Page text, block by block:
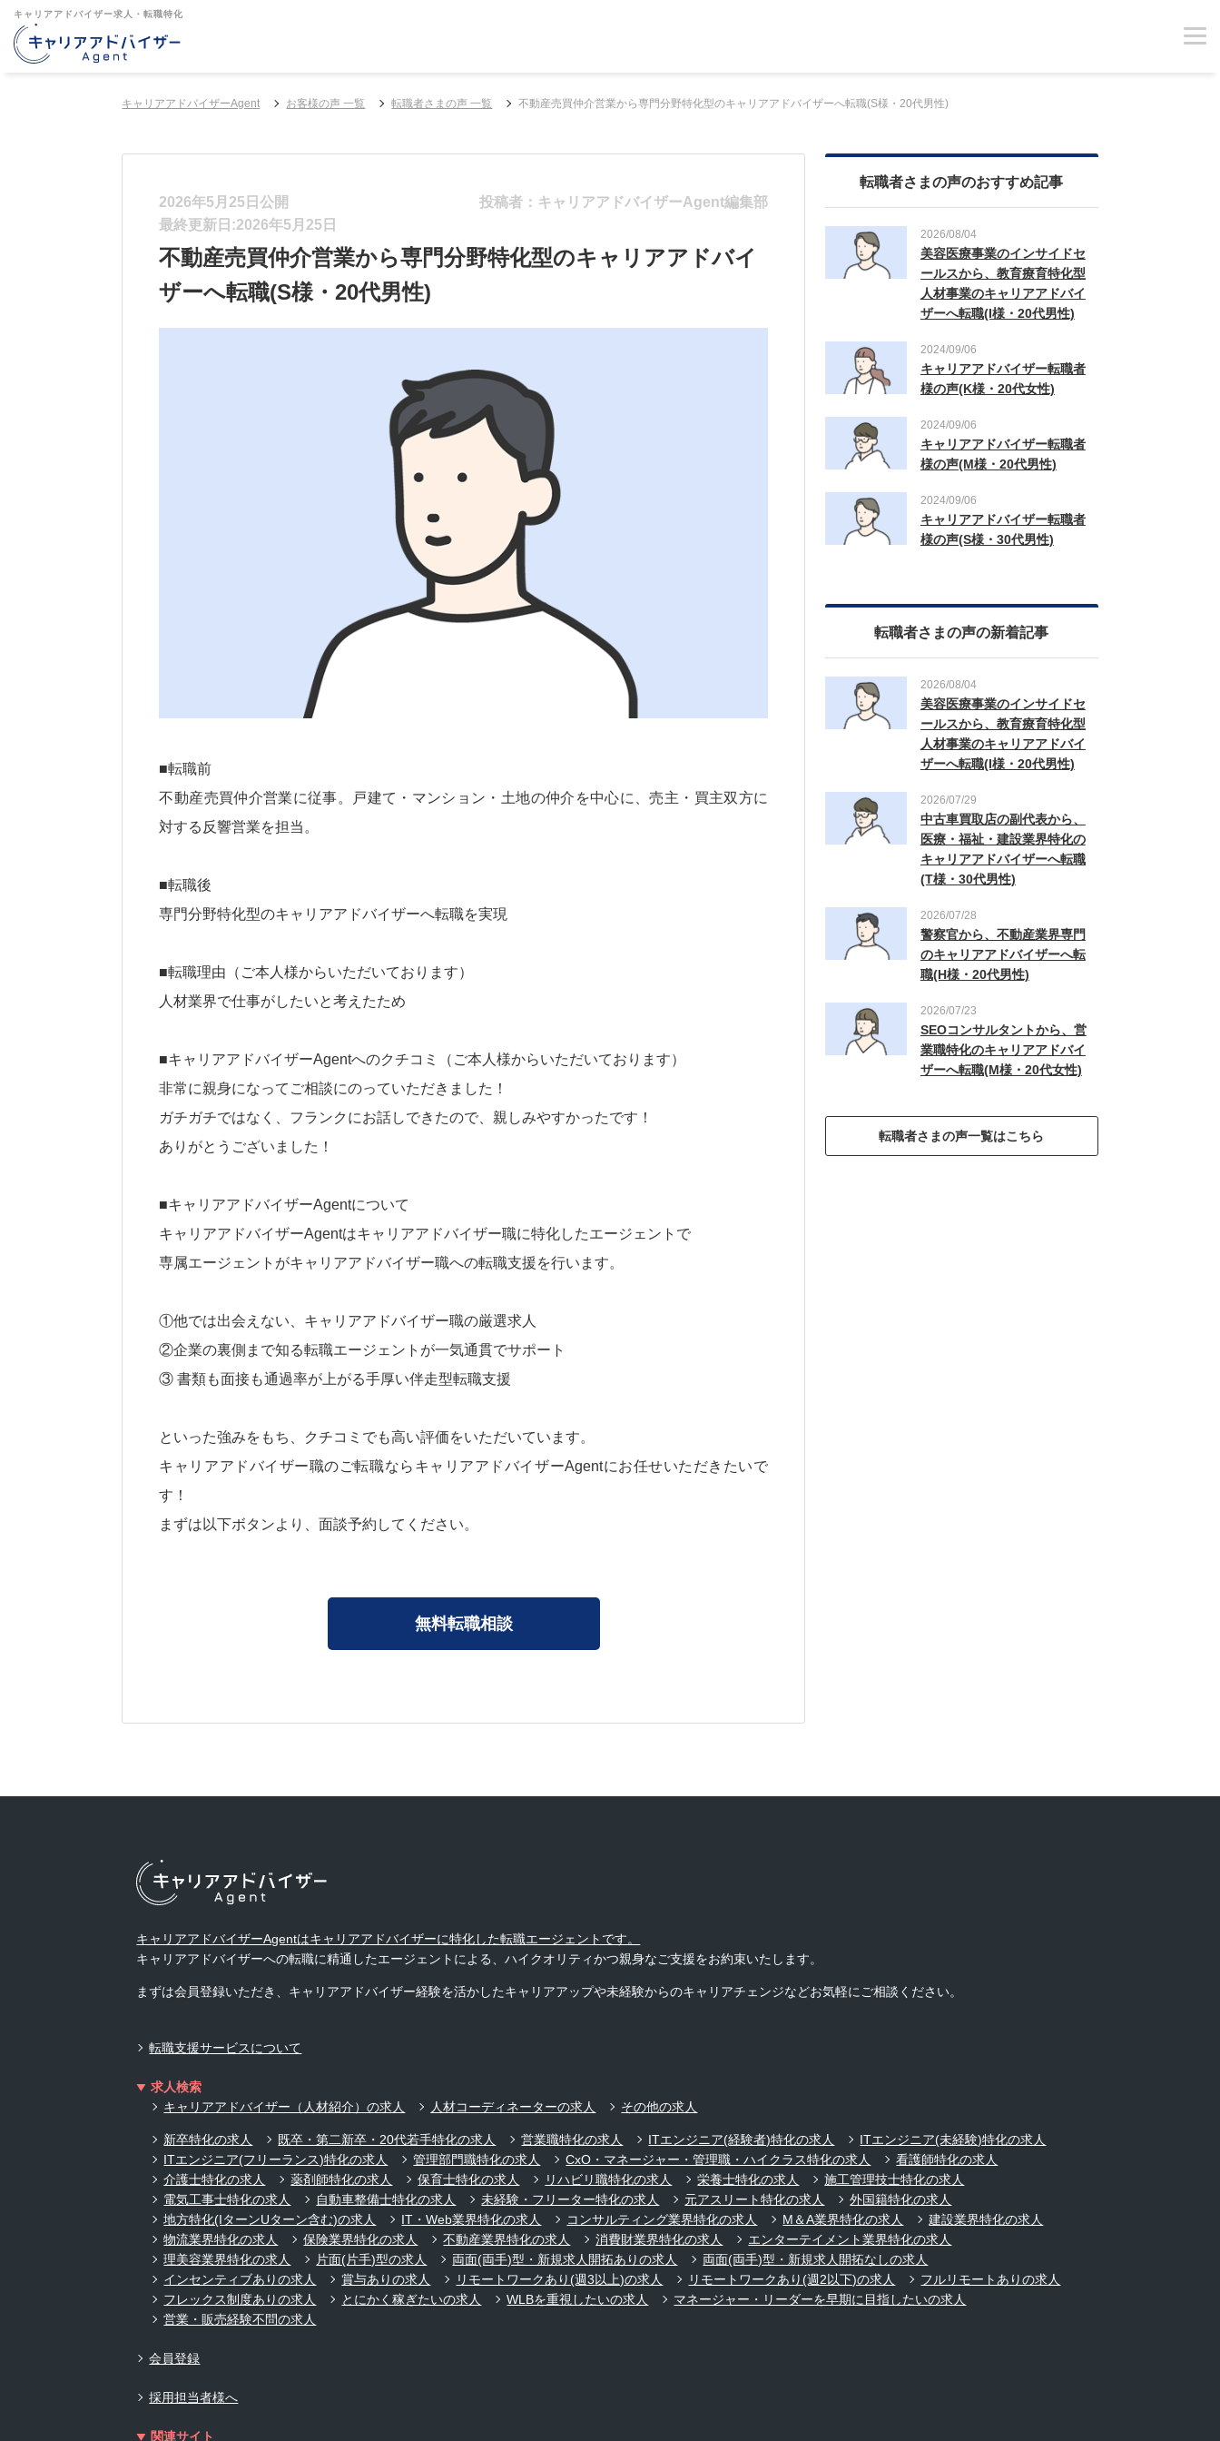
キャリアアドバイザー求人・転職特化
キャリアアドバイザーAgent お客様の声 一覧 転職者さまの声 一覧 不動産売買仲介営業から専門分野特化型のキャリアアドバイザーへ転職(S様・20代男性)
2026年5月25日公開
最終更新日:2026年5月25日
投稿者：キャリアアドバイザーAgent編集部
不動産売買仲介営業から専門分野特化型のキャリアアドバイ
ザーへ転職(S様・20代男性)
■転職前
不動産売買仲介営業に従事。戸建て・マンション・土地の仲介を中心に、売主・買主双方に
対する反響営業を担当。
■転職後
専門分野特化型のキャリアアドバイザーへ転職を実現
■転職理由（ご本人様からいただいております）
人材業界で仕事がしたいと考えたため
■キャリアアドバイザーAgentへのクチコミ（ご本人様からいただいております）
非常に親身になってご相談にのっていただきました！
ガチガチではなく、フランクにお話しできたので、親しみやすかったです！
ありがとうございました！
■キャリアアドバイザーAgentについて
キャリアアドバイザーAgentはキャリアアドバイザー職に特化したエージェントで
専属エージェントがキャリアアドバイザー職への転職支援を行います。
①他では出会えない、キャリアアドバイザー職の厳選求人
②企業の裏側まで知る転職エージェントが一気通貫でサポート
③ 書類も面接も通過率が上がる手厚い伴走型転職支援
といった強みをもち、クチコミでも高い評価をいただいています。
キャリアアドバイザー職のご転職ならキャリアアドバイザーAgentにお任せいただきたいで
す！
まずは以下ボタンより、面談予約してください。
無料転職相談
転職者さまの声のおすすめ記事
2026/08/04
美容医療事業のインサイドセ
ールスから、教育療育特化型
人材事業のキャリアアドバイ
ザーへ転職(I様・20代男性)
2024/09/06
キャリアアドバイザー転職者
様の声(K様・20代女性)
2024/09/06
キャリアアドバイザー転職者
様の声(M様・20代男性)
2024/09/06
キャリアアドバイザー転職者
様の声(S様・30代男性)
転職者さまの声の新着記事
2026/08/04
美容医療事業のインサイドセ
ールスから、教育療育特化型
人材事業のキャリアアドバイ
ザーへ転職(I様・20代男性)
2026/07/29
中古車買取店の副代表から、
医療・福祉・建設業界特化の
キャリアアドバイザーへ転職
(T様・30代男性)
2026/07/28
警察官から、不動産業界専門
のキャリアアドバイザーへ転
職(H様・20代男性)
2026/07/23
SEOコンサルタントから、営
業職特化のキャリアアドバイ
ザーへ転職(M様・20代女性)
転職者さまの声一覧はこちら
キャリアアドバイザーAgentはキャリアアドバイザーに特化した転職エージェントです。
キャリアアドバイザーへの転職に精通したエージェントによる、ハイクオリティかつ親身なご支援をお約束いたします。
まずは会員登録いただき、キャリアアドバイザー経験を活かしたキャリアアップや未経験からのキャリアチェンジなどお気軽にご相談ください。
転職支援サービスについて
求人検索
キャリアアドバイザー（人材紹介）の求人
人材コーディネーターの求人 その他の求人
新卒特化の求人 既卒・第二新卒・20代若手特化の求人 営業職特化の求人 ITエンジニア(経験者)特化の求人
ITエンジニア(未経験)特化の求人
ITエンジニア(フリーランス)特化の求人
管理部門職特化の求人 CxO・マネージャー・管理職・ハイクラス特化の求人
看護師特化の求人
介護士特化の求人
薬剤師特化の求人 保育士特化の求人 リハビリ職特化の求人 栄養士特化の求人
施工管理技士特化の求人
電気工事士特化の求人
自動車整備士特化の求人 未経験・フリーター特化の求人 元アスリート特化の求人
外国籍特化の求人
地方特化(IターンUターン含む)の求人
IT・Web業界特化の求人 コンサルティング業界特化の求人 M＆A業界特化の求人
建設業界特化の求人
物流業界特化の求人
保険業界特化の求人 不動産業界特化の求人 消費財業界特化の求人
エンターテイメント業界特化の求人
理美容業界特化の求人
片面(片手)型の求人 両面(両手)型・新規求人開拓ありの求人
両面(両手)型・新規求人開拓なしの求人
インセンティブありの求人
賞与ありの求人 リモートワークあり(週3以上)の求人 リモートワークあり(週2以下)の求人
フルリモートありの求人
フレックス制度ありの求人
とにかく稼ぎたいの求人 WLBを重視したいの求人
マネージャー・リーダーを早期に目指したいの求人
営業・販売経験不問の求人
会員登録
採用担当者様へ
関連サイト